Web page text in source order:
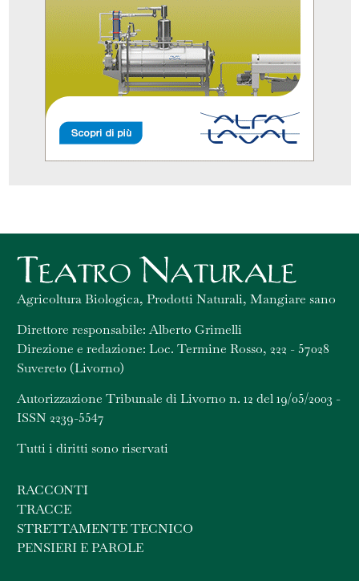
Agricoltura Biologica, Prodotti Naturali, Mangiare sano
Direttore responsabile: Alberto Grimelli
Direzione e redazione: Loc. Termine Rosso, 222 - 57028
Suvereto (Livorno)
Autorizzazione Tribunale di Livorno n. 12 del 19/05/2003 -
ISSN 2239-5547
Tutti i diritti sono riservati
RACCONTI
TRACCE
STRETTAMENTE TECNICO
PENSIERI E PAROLE